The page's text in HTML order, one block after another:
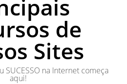
de
Sites
SUCESSO na Internet começa
aqui!